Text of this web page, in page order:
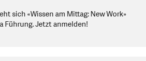
sich «Wissen am Mittag: New Work»
Führung. Jetzt anmelden!